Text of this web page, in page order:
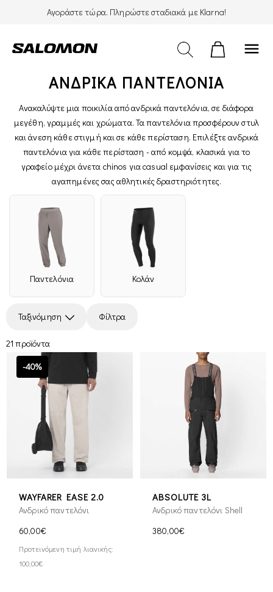
Αγοράστε τώρα. Πληρώστε σταδιακά με Klarna!
menu
ΑΝΔΡΙΚΆ ΠΑΝΤΕΛΟΝΙΑ
Ανακαλύψτε μια ποικιλία από ανδρικά παντελόνια, σε διάφορα
μεγέθη, γραμμές και χρώματα. Τα παντελόνια προσφέρουν στυλ
και άνεση κάθε στιγμή και σε κάθε περίσταση. Επιλέξτε ανδρικά
παντελόνια για κάθε περίσταση - από κομψά, κλασικά για το
γραφείο μέχρι άνετα chinos για casual εμφανίσεις και για τις
αγαπημένες σας αθλητικές δραστηριότητες.
Παντελόνια Κολάν
Ταξινόμηση Φίλτρα
21 προϊόντα
-40%
WAYFARER EASE 2.0
Ανδρικό παντελόνι
60,00€
Προτεινόμενη τιμή λιανικής:
100,00€
ABSOLUTE 3L
Ανδρικό παντελόνι Shell
380,00€